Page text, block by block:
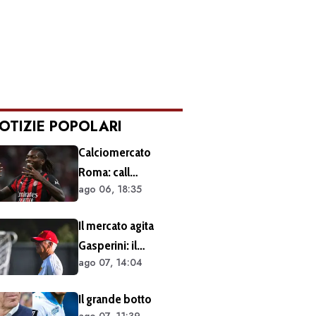
POPOLARI
Calciomercato
Roma: call
esplorativa tra i
Sul tavolo le
situazioni di Leao e
Soulé
ago 06, 18:35
Il mercato agita
Gasperini: il
retroscena dietro al
Ecco cosa è emerso
ago 07, 14:04
Il grande botto